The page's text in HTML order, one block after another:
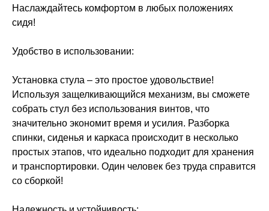
Наслаждайтесь комфортом в любых положениях
сидя!
Удобство в использовании:
Установка стула – это простое удовольствие!
Используя защелкивающийся механизм, вы сможете
собрать стул без использования винтов, что
значительно экономит время и усилия. Разборка
спинки, сиденья и каркаса происходит в несколько
простых этапов, что идеально подходит для хранения
и транспортировки. Один человек без труда справится
со сборкой!